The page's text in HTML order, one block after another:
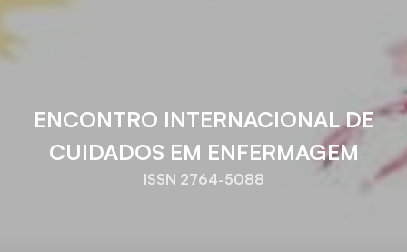
ENCONTRO INTERNACIONAL DE
CUIDADOS EM ENFERMAGEM
ISSN 2764-5088